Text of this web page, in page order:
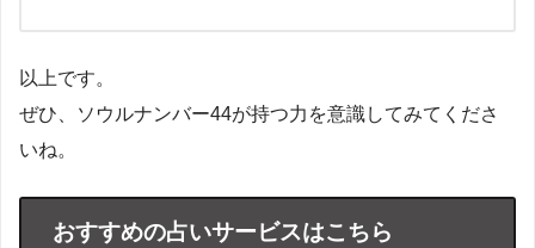
以上です。
ぜひ、ソウルナンバー44が持つ力を意識してみてくださ
いね。
おすすめの占いサービスはこちら